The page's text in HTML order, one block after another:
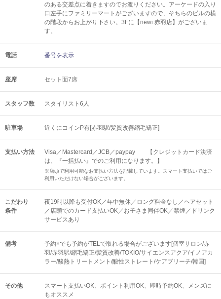
のある交差点に着きますのでお渡りください。アーケードの入り
口左手にファミリーマートがございますので、そちらのビルの横
の階段からお上がり下さい。3Fに【newi 赤羽店】がございま
す。
電話 番号を表示
座席 セット面7席
スタッフ数 スタイリスト6人
駐車場 近くにコインP有[赤羽駅/髪質改善縮毛矯正]
支払い方法
Visa／Mastercard／JCB／paypay 【クレジットカード決済
は、『一括払い』でのご利用になります。】
※店頭で利用可能なお支払い方法を記載しています。スマート支払いではご
利用いただけない場合がございます。
こだわり
条件
夜19時以降も受付OK／年中無休／ロング料金なし／ヘアセット
／店頭でのカード支払いOK／お子さま同伴OK／禁煙／ドリンク
サービスあり
備考
予約×でも予約がTELで取れる場合がございます[個室サロン/赤
羽/赤羽駅/縮毛矯正/髪質改善/TOKIO/サイエンスアクア/イノアカ
ラー/酸熱トリートメント/酸性ストレート/ケアブリーチ/韓国]
その他 スマート支払いOK ポイント利用OK 即時予約OK
メンズに
もオススメ